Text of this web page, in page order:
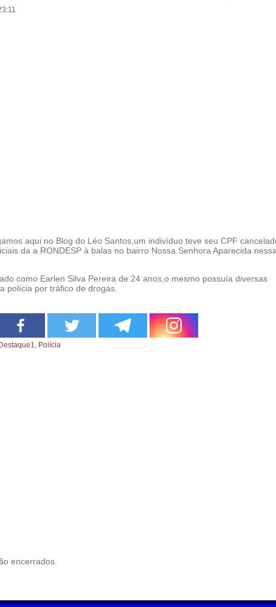
aqui no Blog do Léo Santos,um indivíduo teve seu CPF
da a RONDESP à balas no bairro Nossa Senhora Aparecida
como Earlen Silva Pereira de 24 anos,o mesmo possuía diversas
polícia por tráfico de drogas.
Polícia
encerrados.